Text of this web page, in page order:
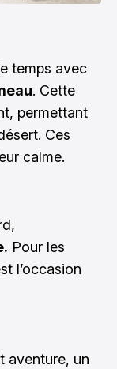
temps avec
. Cette
permettant
Ces
calme.
Pour les
l’occasion
aventure, un